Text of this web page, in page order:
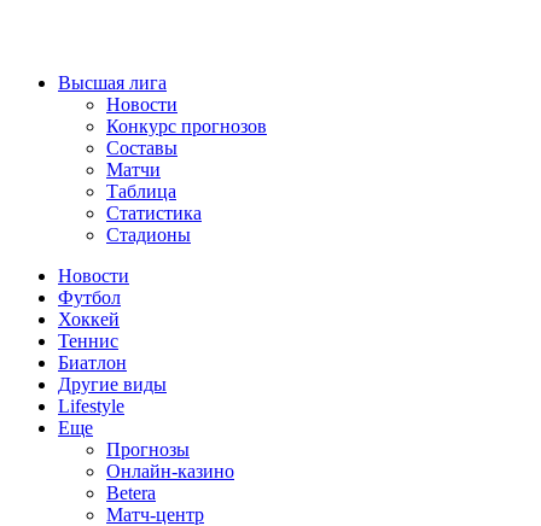
Высшая лига
Новости
Конкурс прогнозов
Составы
Матчи
Таблица
Статистика
Стадионы
Новости
Футбол
Хоккей
Теннис
Биатлон
Другие виды
Lifestyle
Еще
Прогнозы
Онлайн-казино
Betera
Матч-центр